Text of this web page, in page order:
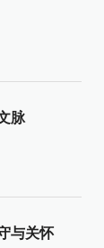
脉
与关怀